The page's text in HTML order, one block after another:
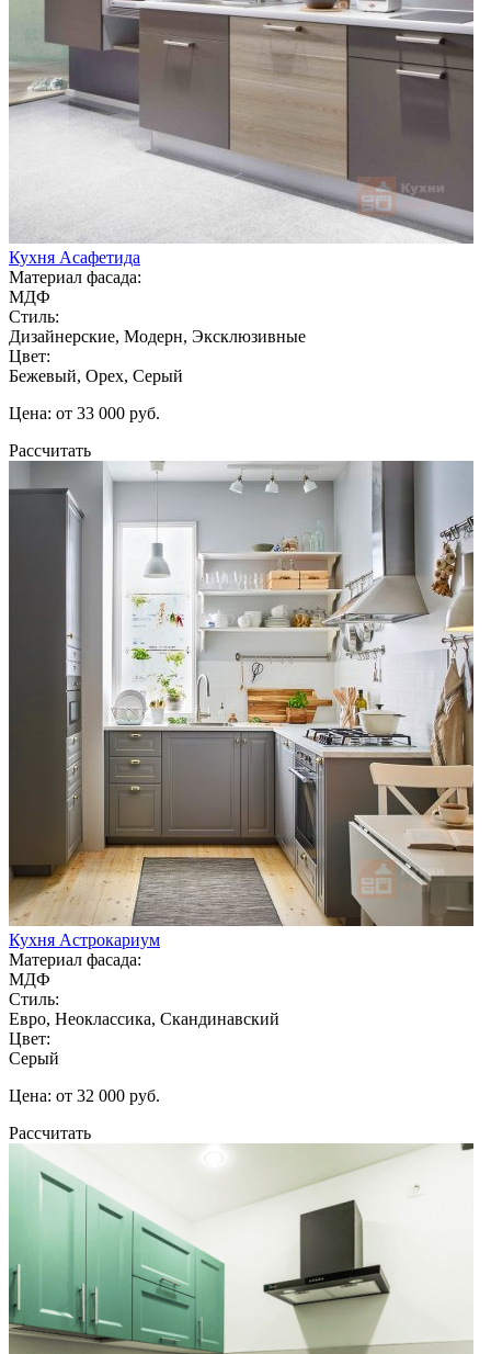
Кухня Асафетида
Материал фасада:
МДФ
Стиль:
Дизайнерские, Модерн, Эксклюзивные
Цвет:
Бежевый, Орех, Серый
Цена: от 33 000 руб.
Рассчитать
Кухня Астрокариум
Материал фасада:
МДФ
Стиль:
Евро, Неоклассика, Скандинавский
Цвет:
Серый
Цена: от 32 000 руб.
Рассчитать